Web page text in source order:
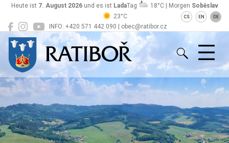
INFO: +420 571 442 090 | obec@ratibor.cz
Heute ist 7. August 2026und es ist LadaTag 18°C | Morgen Soběslav
23°C
CS EN DE
Ratiboř